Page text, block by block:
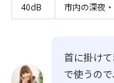
40dB
市内の深夜
首に掛け
で使うの